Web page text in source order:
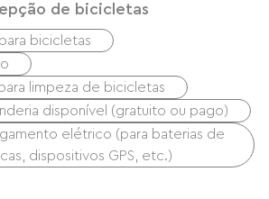
de bicicletas
bicicletas
limpeza de bicicletas
disponível (gratuito ou pago)
elétrico (para baterias de
dispositivos GPS, etc.)